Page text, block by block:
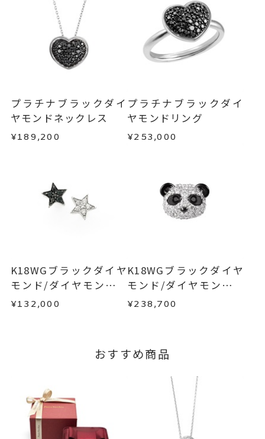
※キャッチ部分 プラチナ850
※ダイヤモンド面 ブラックプレ
ーティング
イヤリング加工：不可
ダイヤモンド 、
プラチナ、
、
発送いたします。
■お届け目安が「約1ヶ月半以内～」の商品
ご注文いただいてから在庫状況を確認いたしま
・在庫のご用意ができる場合： 約1週間～1ヶ月以
内を目安に発送いたします。
・受注生産となる場合： 商品ページに記載のある
※お急ぎの方はご注文前にお問い合わせくださ
い。事前に現在の納期状況を確認いたします。
メンバーシップ未登録のお客さまは、お問い合
わせフォームよりご連絡ください。
返品・交換以下の場合、商品の返品・交換・返金
は承りかねます。
・受注生産の商品
・お客さまのお手元で傷や汚れが発生した商品
・到着後ご連絡無く7日以上経過した商品
商品の品質には万全を期しておりますが、万が一
不良品の場合、またはご注文のお品と異なる場合
はお問い合わせフォームよりご連絡ください。
この場合の返送料は弊社にて負担いたしますの
で、着払いにてご返送ください。
詳細はこちら
プラチナブラックダイ
ヤモンドネックレス
¥189,200
プラチナブラックダイ
ヤモンドリング
¥253,000
K18WGブラックダイヤ
モンド/ダイヤモンドピ
アス
¥132,000
K18WGブラックダイヤ
モンド/ダイヤモンドピ
アス(片耳用)
¥238,700
おすすめ商品